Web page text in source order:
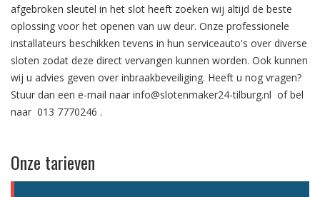
afgebroken sleutel in het slot heeft zoeken wij altijd de beste
oplossing voor het openen van uw deur. Onze professionele
installateurs beschikken tevens in hun serviceauto's over diverse
sloten zodat deze direct vervangen kunnen worden. Ook kunnen
wij u advies geven over inbraakbeveiliging. Heeft u nog vragen?
Stuur dan een e-mail naar info@slotenmaker24-tilburg.nl of bel
naar 013 7770246 .
Onze tarieven